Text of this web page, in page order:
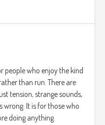
people who enjoy the kind
than run. There are
tension, strange sounds,
wrong. It is for those who
doing anything.